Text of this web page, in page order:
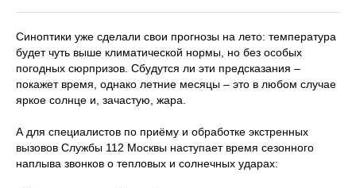
Синоптики уже сделали свои прогнозы на лето: температура
будет чуть выше климатической нормы, но без особых
погодных сюрпризов. Сбудутся ли эти предсказания –
покажет время, однако летние месяцы – это в любом случае
яркое солнце и, зачастую, жара.
А для специалистов по приёму и обработке экстренных
вызовов Службы 112 Москвы наступает время сезонного
наплыва звонков о тепловых и солнечных ударах: